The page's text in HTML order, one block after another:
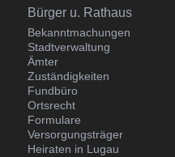
Navigation
überspringen
Bürger u. Rathaus
Bekanntmachungen
Stadtverwaltung
Ämter
Zuständigkeiten
Fundbüro
Ortsrecht
Formulare
Versorgungsträger
Heiraten in Lugau